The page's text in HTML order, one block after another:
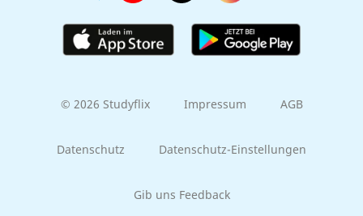
© 2026 Studyflix Impressum AGB
Datenschutz Datenschutz-Einstellungen
Gib uns Feedback